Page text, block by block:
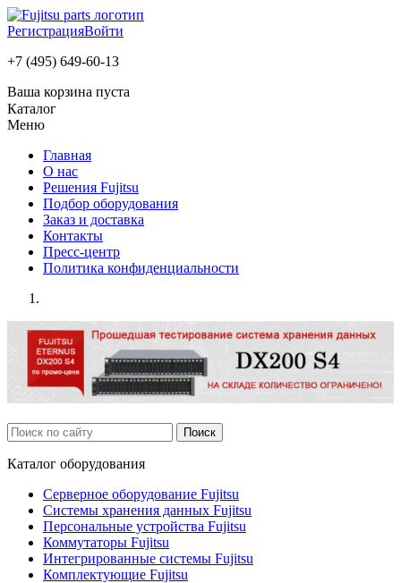
РегистрацияВойти
+7 (495) 649-60-13
Ваша корзина пуста
Каталог
Меню
Главная
О нас
Решения Fujitsu
Подбор оборудования
Заказ и доставка
Контакты
Пресс-центр
Политика конфиденциальности
Каталог оборудования
Серверное оборудование Fujitsu
Системы хранения данных Fujitsu
Персональные устройства Fujitsu
Коммутаторы Fujitsu
Интегрированные системы Fujitsu
Комплектующие Fujitsu